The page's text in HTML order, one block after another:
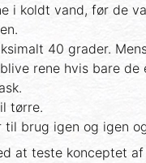
i koldt vand, før de
40 grader.
rene hvis bare
tørre.
til brug igen og igen
at teste konceptet